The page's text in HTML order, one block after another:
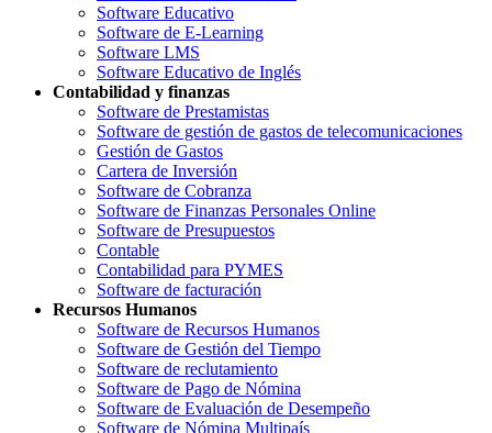
Software Educativo
Software de E-Learning
Software LMS
Software Educativo de Inglés
Contabilidad y finanzas
Software de Prestamistas
Software de gestión de gastos de telecomunicaciones
Gestión de Gastos
Cartera de Inversión
Software de Cobranza
Software de Finanzas Personales Online
Software de Presupuestos
Contable
Contabilidad para PYMES
Software de facturación
Recursos Humanos
Software de Recursos Humanos
Software de Gestión del Tiempo
Software de reclutamiento
Software de Pago de Nómina
Software de Evaluación de Desempeño
Software de Nómina Multipaís